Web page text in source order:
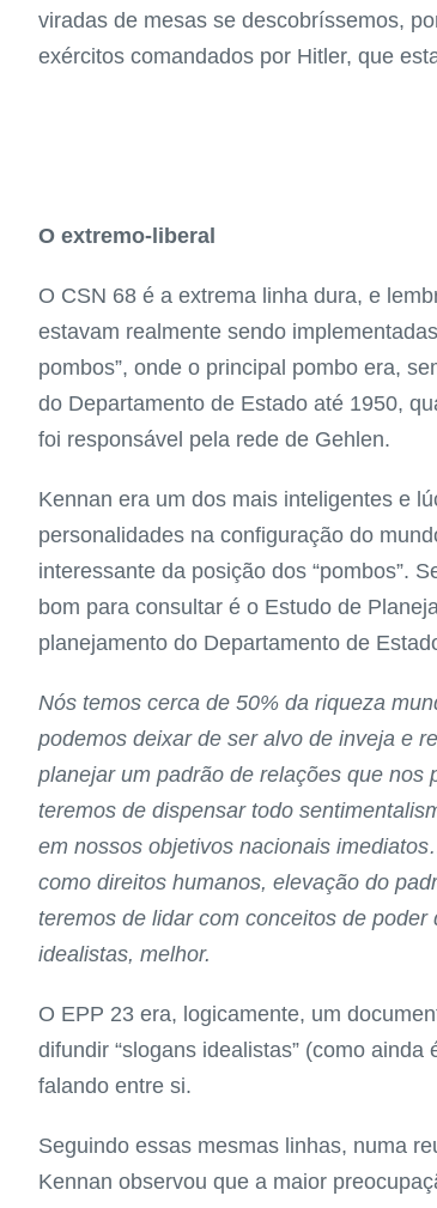
viradas de mesas se descobríssemos,
exércitos comandados por Hitler, que
O extremo-liberal
O CSN 68 é a extrema linha dura, e
estavam realmente sendo
pombos”, onde o principal pombo era,
do Departamento de Estado até 1950,
foi responsável pela rede de Gehlen.
Kennan era um dos mais inteligentes e
personalidades na configuração do
interessante da posição dos “pombos”.
bom para consultar é o Estudo de
planejamento do Departamento de
Nós temos cerca de 50% da riqueza
podemos deixar de ser alvo de inveja e
planejar um padrão de relações que
teremos de dispensar todo
em nossos objetivos nacionais
como direitos humanos, elevação do
teremos de lidar com conceitos de
idealistas, melhor.
O EPP 23 era, logicamente, um
difundir “slogans idealistas” (como
falando entre si.
Seguindo essas mesmas linhas, numa
Kennan observou que a maior